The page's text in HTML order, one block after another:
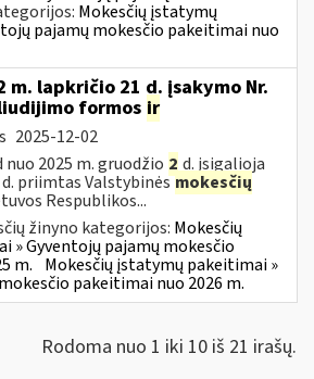
Mokesčių įstatymų
pajamų mokesčio pakeitimai nuo
m. lapkričio 21 d. įsakymo Nr.
formos ir
2025-12-02
2025 m. gruodžio 2 d. įsigalioja
d. priimtas Valstybinėsmokesčių
Respublikos...
žinyno kategorijos: Mokesčių
» Gyventojų pajamų mokesčio
m. Mokesčių įstatymų pakeitimai »
pakeitimai nuo 2026 m.
Rodoma nuo 1 iki 10 iš 21 irašų.